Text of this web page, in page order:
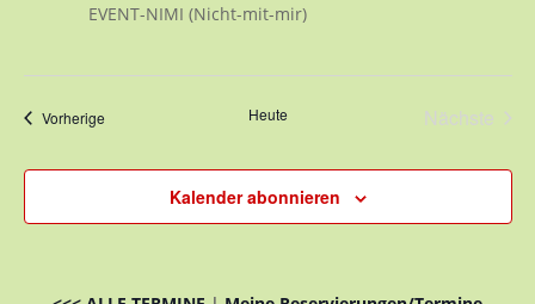
EVENT-NIMI (Nicht-mit-mir)
VorherigeVeranstaltungen Heute
Nächste
Kalender abonnieren